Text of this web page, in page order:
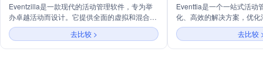
Eventzilla是一款现代的活动管理软件，专为举
办卓越活动而设计。它提供全面的虚拟和混合活
动体验，包括内置直播、参与者交流和观众互动
功能。Eventzilla还提供自定义品牌活动网站、
注册表单、个性化活动日程、活动营销、无缝签
去比较 >
Eventtia是一个一站式活动
化、高效的解决方案，优
控。它支持面对面、虚拟
API和企业级功能，实现个
成，提升活动运营和参与
去比较